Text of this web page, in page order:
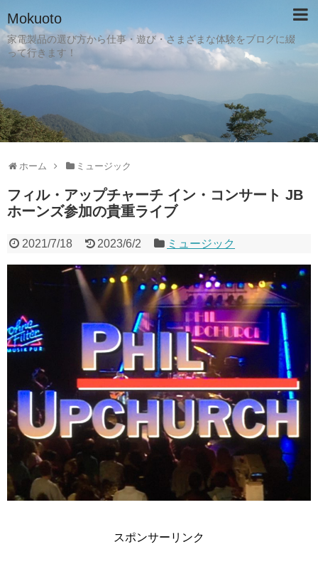
Mokuoto
家電製品の選び方から仕事・遊び・さまざまな体験をブログに綴
って行きます！
ホーム ミュージック
フィル・アップチャーチ イン・コンサート JB
ホーンズ参加の貴重ライブ
2021/7/18 2023/6/2 ミュージック
スポンサーリンク